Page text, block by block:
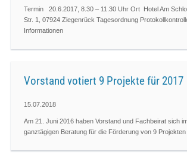
Termin 20.6.2017, 8.30 – 11.30 Uhr Ort Hotel Am
Str. 1, 07924 Ziegenrück Tagesordnung
Informationen
Vorstand votiert 9 Projekte für 2017
15.07.2018
Am 21. Juni 2016 haben Vorstand und Fachbeirat sich
ganztägigen Beratung für die Förderung von 9 Projekten